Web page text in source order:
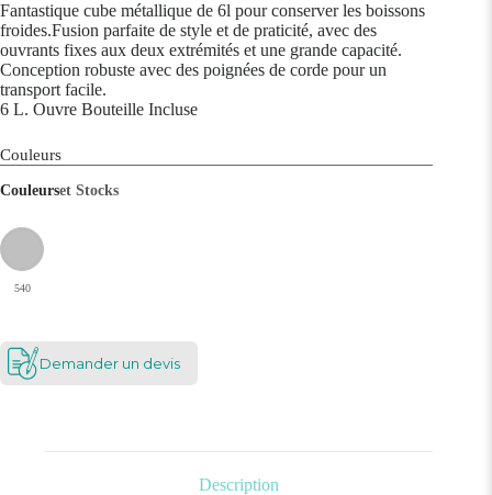
Fantastique cube métallique de 6l pour conserver les boissons
froides.Fusion parfaite de style et de praticité, avec des
ouvrants fixes aux deux extrémités et une grande capacité.
Conception robuste avec des poignées de corde pour un
transport facile.
6 L. Ouvre Bouteille Incluse
Couleurs
Couleurset Stocks
540
Demander un devis
Description